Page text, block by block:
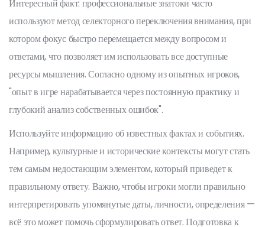
Интересный факт: профессиональные знатоки часто
используют метод селекторного переключения внимания, при
котором фокус быстро перемещается между вопросом и
ответами, что позволяет им использовать все доступные
ресурсы мышления. Согласно одному из опытных игроков,
"опыт в игре нарабатывается через постоянную практику и
глубокий анализ собственных ошибок".
Используйте информацию об известных фактах и событиях.
Например, культурные и исторические контексты могут стать
тем самым недостающим элементом, который приведет к
правильному ответу. Важно, чтобы игроки могли правильно
интерпретировать упомянутые даты, личности, определения —
всё это может помочь сформулировать ответ. Подготовка к